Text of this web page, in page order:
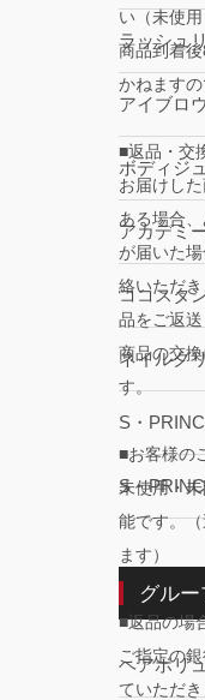
ラッシュ
アイブロウ
ボディジ
アカデミ
ココスタ
ネイルグ
S・
S・
グル
ヘアボリ
い（未使
商品到着
かねますの
■返品・交
お届けし
ある場合
が届いた
絡いただ
品をご返
商品の交
す。
■お客様の
未使用・
能です。
ます）
■返品の場
ご指定の
ていただき